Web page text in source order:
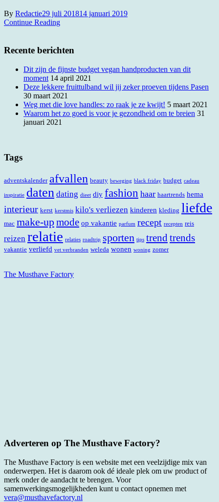
By Redactie29 juli 201814 januari 2019
Continue Reading
Recente berichten
Dit zijn de fijnste budget vegan handproducten van dit
moment 14 april 2021
Deze lekkere fruittulband wil jij zeker proeven tijdens Pasen
30 maart 2021
Weg met die love handles: zo raak je ze kwijt! 5 maart 2021
Waarom het zo goed is voor je gezondheid om te breien 31
januari 2021
Tags
adventskalender afvallen beauty beweging black friday budget cadeau
inspiratie daten dating dieet diy fashion haar haartrends hema
interieur kerst kerstmis kilo's verliezen kinderen kleding liefde
mac make-upmode op vakantie parfum recept recepten reis
reizen relatie relaties roadtrip sporten tips trendtrends
vakantie verliefd vet verbranden weleda wonen woning zomer
The Musthave Factory
Adverteren op The Musthave Factory?
The Musthave Factory is een website met een veelzijdige mix van
onderwerpen. Het is daarom ook dé ideale plek om uw product of
merk onder de aandacht te brengen. Voor
samenwerkingsmogelijkheden kunt u contact opnemen met
vera@musthavefactory.nl